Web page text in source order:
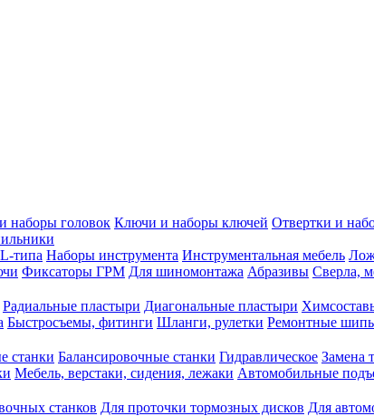
наборы головок Ключи и наборы ключей Отвертки и
типа Наборы инструмента Инструментальная мебель
Фиксаторы ГРМ Для шиномонтажа Абразивы Сверла,
Радиальные пластыри Диагональные пластыри
Быстросъемы, фитинги Шланги, рулетки Ремонтные
станки Балансировочные станки Гидравлическое Замена
Мебель, верстаки, сидения, лежаки Автомобильные
станков Для проточки тормозных дисков Для